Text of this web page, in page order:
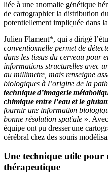
liée à une anomalie génétique
de cartographier la distribution
potentiellement impliquée dans
Julien Flament*, qui a dirigé
conventionnelle permet de
dans les tissus du cerveau pour
informations structurelles avec
au millimètre, mais renseigne
biologiques à l’origine de la
technique d’imagerie
chimique entre l’eau et le
fournir une information
bonne résolution spatiale ».
équipe ont pu dresser une
cérébral chez des souris
Une technique utile
thérapeutique